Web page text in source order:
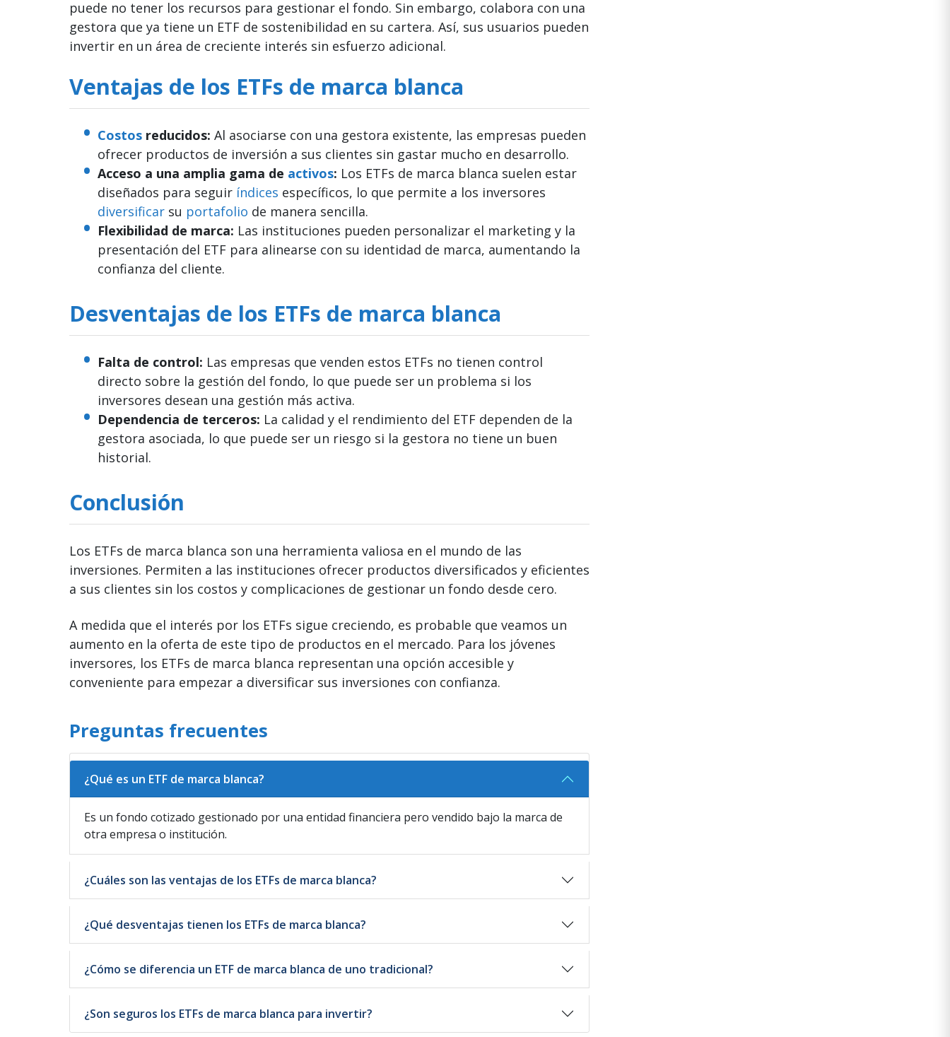
puede no tener los recursos para gestionar el fondo. Sin embargo, colabora con una
gestora que ya tiene un ETF de sostenibilidad en su cartera. Así, sus usuarios pueden
invertir en un área de creciente interés sin esfuerzo adicional.
Ventajas de los ETFs de marca blanca
Costos reducidos: Al asociarse con una gestora existente, las empresas pueden
ofrecer productos de inversión a sus clientes sin gastar mucho en desarrollo.
Acceso a una amplia gama de activos: Los ETFs de marca blanca suelen estar
diseñados para seguir índices específicos, lo que permite a los inversores
diversificar su portafolio de manera sencilla.
Flexibilidad de marca: Las instituciones pueden personalizar el marketing y la
presentación del ETF para alinearse con su identidad de marca, aumentando la
confianza del cliente.
Desventajas de los ETFs de marca blanca
Falta de control: Las empresas que venden estos ETFs no tienen control
directo sobre la gestión del fondo, lo que puede ser un problema si los
inversores desean una gestión más activa.
Dependencia de terceros: La calidad y el rendimiento del ETF dependen de la
gestora asociada, lo que puede ser un riesgo si la gestora no tiene un buen
historial.
Conclusión
Los ETFs de marca blanca son una herramienta valiosa en el mundo de las
inversiones. Permiten a las instituciones ofrecer productos diversificados y eficientes
a sus clientes sin los costos y complicaciones de gestionar un fondo desde cero.
A medida que el interés por los ETFs sigue creciendo, es probable que veamos un
aumento en la oferta de este tipo de productos en el mercado. Para los jóvenes
inversores, los ETFs de marca blanca representan una opción accesible y
conveniente para empezar a diversificar sus inversiones con confianza.
Preguntas frecuentes
¿Qué es un ETF de marca blanca?
Es un fondo cotizado gestionado por una entidad financiera pero vendido bajo la marca de
otra empresa o institución.
¿Cuáles son las ventajas de los ETFs de marca blanca?
¿Qué desventajas tienen los ETFs de marca blanca?
¿Cómo se diferencia un ETF de marca blanca de uno tradicional?
¿Son seguros los ETFs de marca blanca para invertir?